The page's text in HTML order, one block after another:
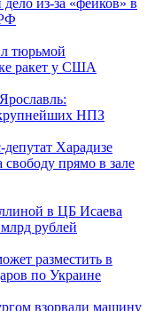
из-за «фейков» в
тюрьмой
ракет у США
крупнейших НПЗ
Харадизе
прямо в зале
в ЦБ Исаева
рублей
разместить в
по Украине
взорвали машину